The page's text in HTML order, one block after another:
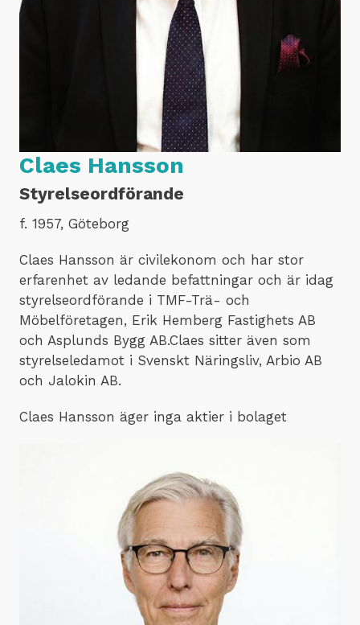
Claes Hansson
Styrelseordförande
f. 1957, Göteborg
Claes Hansson är civilekonom och har stor
erfarenhet av ledande befattningar och är idag
styrelseordförande i TMF-Trä- och
Möbelföretagen, Erik Hemberg Fastighets AB
och Asplunds Bygg AB.Claes sitter även som
styrelseledamot i Svenskt Näringsliv, Arbio AB
och Jalokin AB.
Claes Hansson äger inga aktier i bolaget